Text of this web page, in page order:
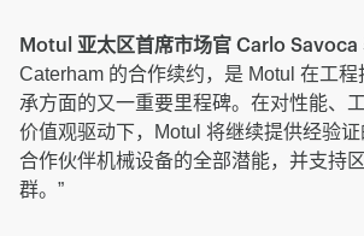
Motul 亚太区首席市场官 Carlo Savoca
Caterham 的合作续约，是 Motul 在工程
承方面的又一重要里程碑。在对性能、
价值观驱动下，Motul 将继续提供经验证
合作伙伴机械设备的全部潜能，并支持
群。”